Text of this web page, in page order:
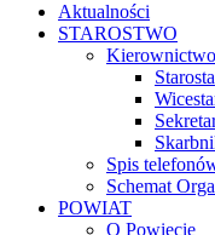
Aktualności
STAROSTWO
Kierownictwo
Starosta
Spis
Schemat
POWIAT
O Powiecie